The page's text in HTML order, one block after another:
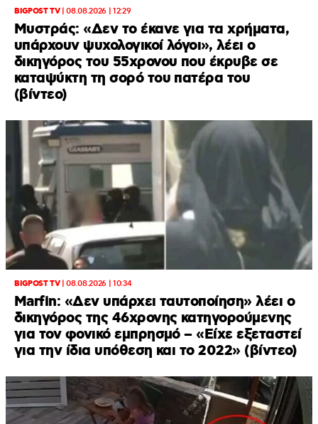
BIGPOST TV|08.08.2026 | 12:29
Μυστράς: «Δεν το έκανε για τα χρήματα,
υπάρχουν ψυχολογικοί λόγοι», λέει ο
δικηγόρος του 55χρονου που έκρυβε σε
καταψύκτη τη σορό του πατέρα του
(βίντεο)
BIGPOST TV|08.08.2026 | 10:34
Marfin: «Δεν υπάρχει ταυτοποίηση» λέει ο
δικηγόρος της 46χρονης κατηγορούμενης
για τον φονικό εμπρησμό – «Είχε εξεταστεί
για την ίδια υπόθεση και το 2022» (βίντεο)